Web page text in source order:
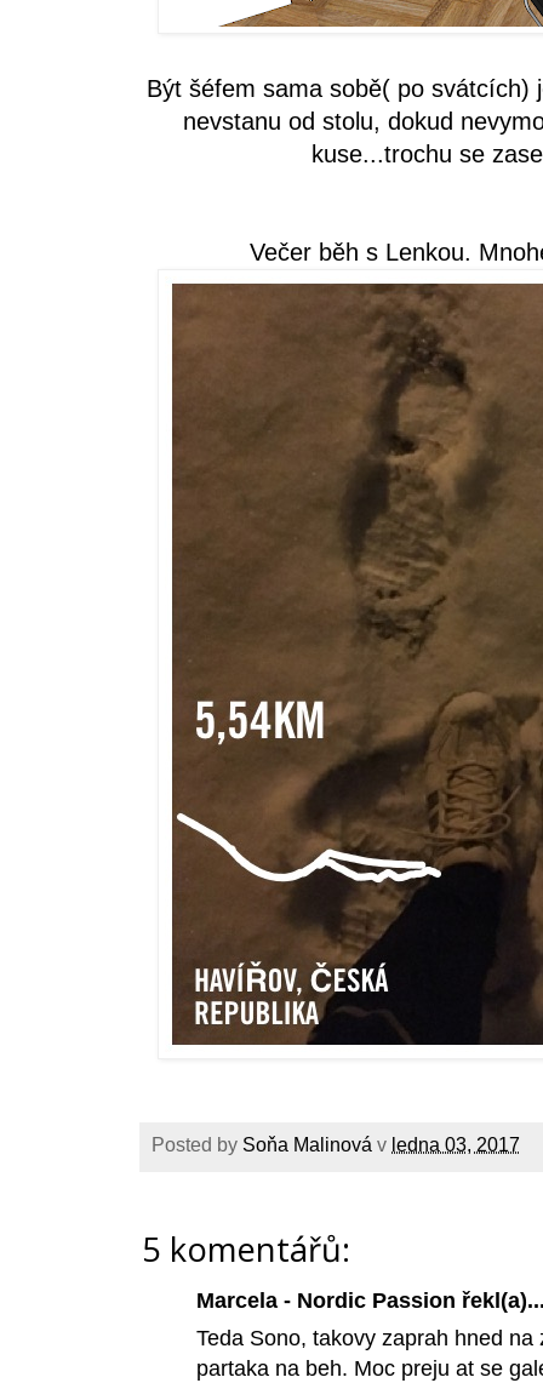
Být šéfem sama sobě( po svátcích)
nevstanu od stolu, dokud
kuse...trochu se
Večer běh s Lenkou.
Posted by Soňa Malinová v ledna 03, 2017
5 komentářů:
Marcela - Nordic Passion
Teda Sono, takovy zaprah hned
partaka na beh. Moc preju at se